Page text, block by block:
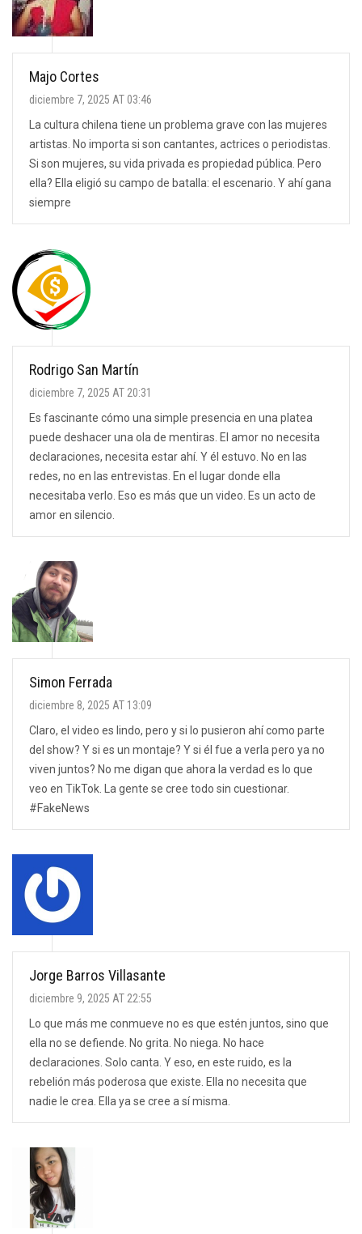
Majo Cortes
diciembre 7, 2025 AT 03:46
La cultura chilena tiene un problema grave con las mujeres
artistas. No importa si son cantantes, actrices o periodistas.
Si son mujeres, su vida privada es propiedad pública. Pero
ella? Ella eligió su campo de batalla: el escenario. Y ahí gana
siempre
Rodrigo San Martín
diciembre 7, 2025 AT 20:31
Es fascinante cómo una simple presencia en una platea
puede deshacer una ola de mentiras. El amor no necesita
declaraciones, necesita estar ahí. Y él estuvo. No en las
redes, no en las entrevistas. En el lugar donde ella
necesitaba verlo. Eso es más que un video. Es un acto de
amor en silencio.
Simon Ferrada
diciembre 8, 2025 AT 13:09
Claro, el video es lindo, pero y si lo pusieron ahí como parte
del show? Y si es un montaje? Y si él fue a verla pero ya no
viven juntos? No me digan que ahora la verdad es lo que
veo en TikTok. La gente se cree todo sin cuestionar.
#FakeNews
Jorge Barros Villasante
diciembre 9, 2025 AT 22:55
Lo que más me conmueve no es que estén juntos, sino que
ella no se defiende. No grita. No niega. No hace
declaraciones. Solo canta. Y eso, en este ruido, es la
rebelión más poderosa que existe. Ella no necesita que
nadie le crea. Ella ya se cree a sí misma.